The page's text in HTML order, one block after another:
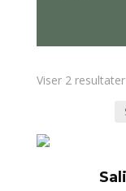
Viser 2 resultater